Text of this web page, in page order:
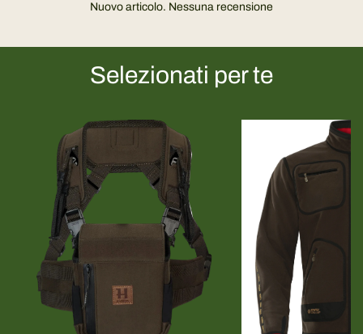
Nuovo articolo. Nessuna recensione
Selezionati per te